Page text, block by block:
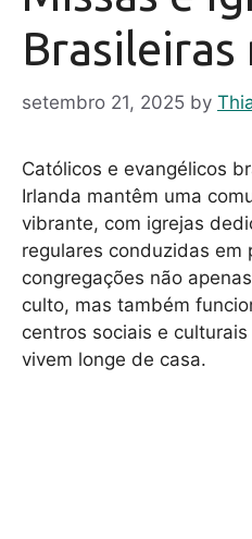
Brasileiras
setembro 21, 2025 by
Católicos e evangélicos
Irlanda mantêm uma
vibrante, com igrejas
regulares conduzidas em
congregações não
culto, mas também
centros sociais e
vivem longe de casa.